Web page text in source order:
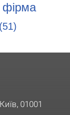
(51)
01001